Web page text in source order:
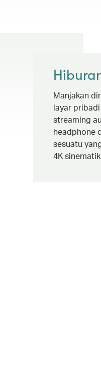
Manjakan
layar
streaming
headphone
sesuatu
4K